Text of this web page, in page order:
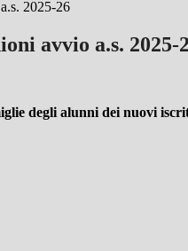
2025-26
avvio a.s. 2025-
degli alunni dei nuovi